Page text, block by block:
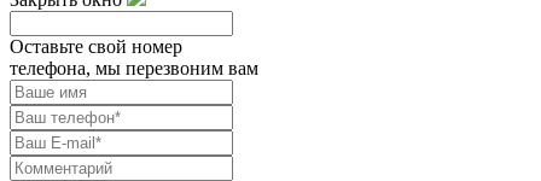
Оставьте свой номер
телефона, мы перезвоним вам